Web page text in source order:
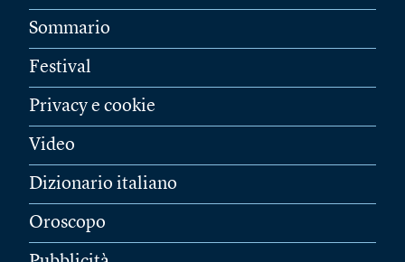
Sommario
Festival
Privacy e cookie
Video
Dizionario italiano
Oroscopo